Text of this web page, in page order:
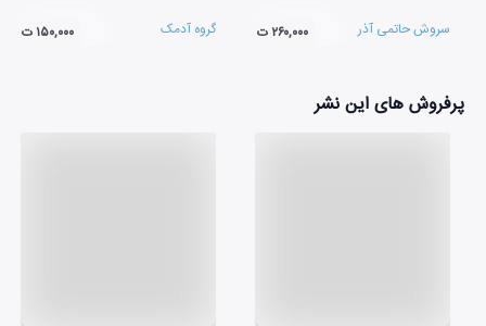
سروش حاتمی آذر ۲۶۰,۰۰۰ ت گروه آدمک ۱۵۰,۰۰۰ ت
پرفروش های این نشر